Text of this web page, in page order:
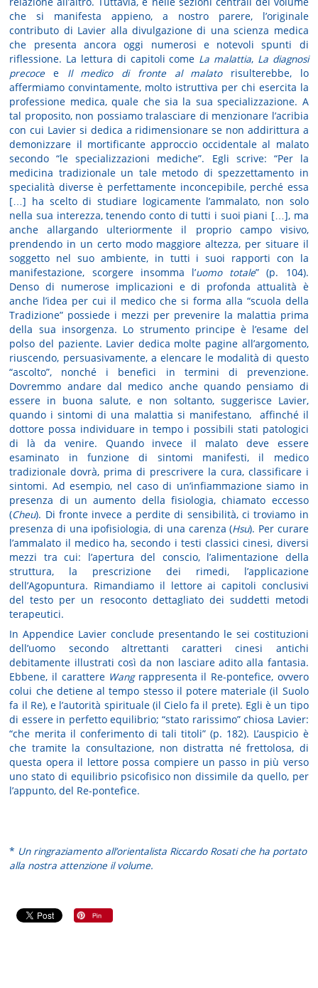
che si manifesta appieno, a nostro parere, l’originale
contributo di Lavier alla divulgazione di una scienza medica
che presenta ancora oggi numerosi e notevoli spunti di
riflessione. La lettura di capitoli come La malattia, La diagnosi
precoce e Il medico di fronte al malatorisulterebbe, lo
affermiamo convintamente, molto istruttiva per chi esercita la
professione medica, quale che sia la sua specializzazione. A
tal proposito, non possiamo tralasciare di menzionare l’acribia
con cui Lavier si dedica a ridimensionare se non addirittura a
demonizzare il mortificante approccio occidentale al malato
secondo “le specializzazioni mediche”. Egli scrive: “Per la
medicina tradizionale un tale metodo di spezzettamento in
specialità diverse è perfettamente inconcepibile, perché essa
[…] ha scelto di studiare logicamente l’ammalato, non solo
nella sua interezza, tenendo conto di tutti i suoi piani […], ma
anche allargando ulteriormente il proprio campo visivo,
prendendo in un certo modo maggiore altezza, per situare il
soggetto nel suo ambiente, in tutti i suoi rapporti con la
manifestazione, scorgere insomma l’uomo totale” (p. 104).
Denso di numerose implicazioni e di profonda attualità è
anche l’idea per cui il medico che si forma alla “scuola della
Tradizione” possiede i mezzi per prevenire la malattia prima
della sua insorgenza. Lo strumento principe è l’esame del
polso del paziente. Lavier dedica molte pagine all’argomento,
riuscendo, persuasivamente, a elencare le modalità di questo
“ascolto”, nonché i benefici in termini di prevenzione.
Dovremmo andare dal medico anche quando pensiamo di
essere in buona salute, e non soltanto, suggerisce Lavier,
quando i sintomi di una malattia si manifestano, affinché il
dottore possa individuare in tempo i possibili stati patologici
di là da venire. Quando invece il malato deve essere
esaminato in funzione di sintomi manifesti, il medico
tradizionale dovrà, prima di prescrivere la cura, classificare i
sintomi. Ad esempio, nel caso di un’infiammazione siamo in
presenza di un aumento della fisiologia, chiamato eccesso
(Cheu). Di fronte invece a perdite di sensibilità, ci troviamo in
presenza di una ipofisiologia, di una carenza (Hsu). Per curare
l’ammalato il medico ha, secondo i testi classici cinesi, diversi
mezzi tra cui: l’apertura del conscio, l’alimentazione della
struttura, la prescrizione dei rimedi, l’applicazione
dell’Agopuntura. Rimandiamo il lettore ai capitoli conclusivi
del testo per un resoconto dettagliato dei suddetti metodi
terapeutici.
In Appendice Lavier conclude presentando le sei costituzioni
dell’uomo secondo altrettanti caratteri cinesi antichi
debitamente illustrati così da non lasciare adito alla fantasia.
Ebbene, il carattere Wangrappresenta il Re-pontefice, ovvero
colui che detiene al tempo stesso il potere materiale (il Suolo
fa il Re), e l’autorità spirituale (il Cielo fa il prete). Egli è un tipo
di essere in perfetto equilibrio; “stato rarissimo” chiosa Lavier:
“che merita il conferimento di tali titoli” (p. 182). L’auspicio è
che tramite la consultazione, non distratta né frettolosa, di
questa opera il lettore possa compiere un passo in più verso
uno stato di equilibrio psicofisico non dissimile da quello, per
l’appunto, del Re-pontefice.
* Un ringraziamento all’orientalista Riccardo Rosati che ha portato
alla nostra attenzione il volume.